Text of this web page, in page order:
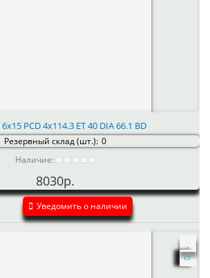
PCD 4x114.3 ET 40 DIA 66.1 BD
Резервный склад (шт.): 0
Наличие:
8030р.
Уведомить о наличии